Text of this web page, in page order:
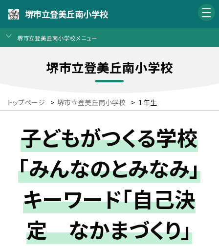
堺市立登美丘南小学校
堺市立登美丘南小学校メニュー
堺市立登美丘南小学校
トップページ > 堺市立登美丘南小学校 > １年生
子どもがつくる学校
「みんなのとみなみ」
キーワード「自己決
定 なかまづくり」